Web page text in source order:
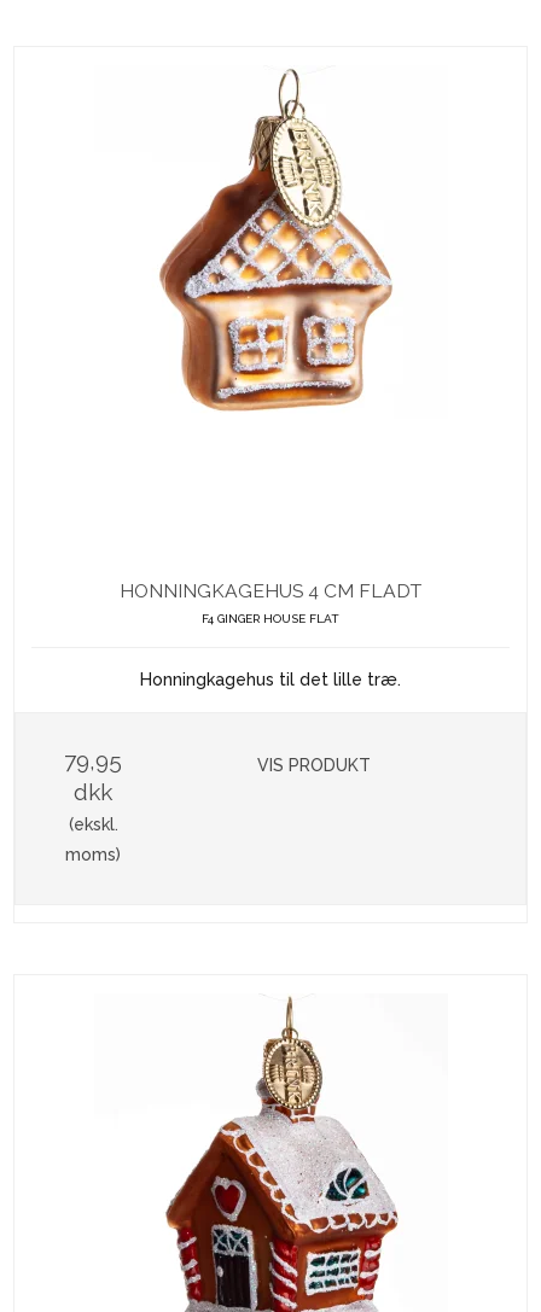
HONNINGKAGEHUS 4 CM FLADT
F4 GINGER HOUSE FLAT
Honningkagehus til det lille træ.
79,95
dkk
(ekskl.
moms)
VIS PRODUKT